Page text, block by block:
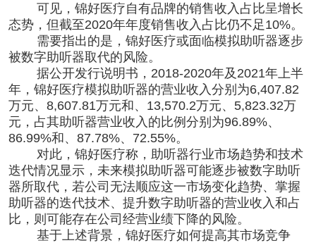
可见，锦好医疗自有品牌的销售收入占比呈增长
态势，但截至2020年年度销售收入占比仍不足10%。
需要指出的是，锦好医疗或面临模拟助听器逐步
被数字助听器取代的风险。
据公开发行说明书，2018-2020年及2021年上半
年，锦好医疗模拟助听器的营业收入分别为6,407.82
万元、8,607.81万元和、13,570.2万元、5,823.32万
元，占其助听器营业收入的比例分别为96.89%、
86.99%和、87.78%、72.55%。
对此，锦好医疗称，助听器行业市场趋势和技术
迭代情况显示，未来模拟助听器可能逐步被数字助听
器所取代，若公司无法顺应这一市场变化趋势、掌握
助听器的迭代技术、提升数字助听器的营业收入和占
比，则可能存在公司经营业绩下降的风险。
基于上述背景，锦好医疗如何提高其市场竞争